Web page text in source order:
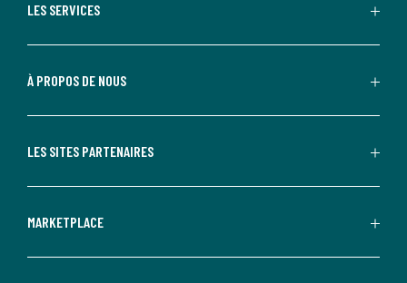
LES SERVICES
À PROPOS DE NOUS
LES SITES PARTENAIRES
MARKETPLACE